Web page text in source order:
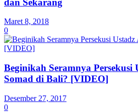
dan Sekarang
Maret 8, 2018
0
Beginikah Seramnya Persekusi
Somad di Bali? [VIDEO]
Desember 27, 2017
0